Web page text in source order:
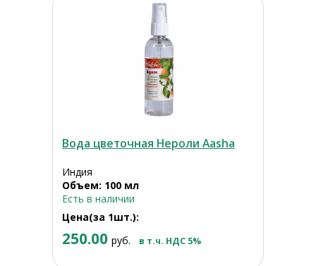
Вода цветочная Нероли Aasha
Индия
Объем: 100 мл
Есть в наличии
Цена(за 1шт.):
250.00 руб. в т.ч. НДС 5%